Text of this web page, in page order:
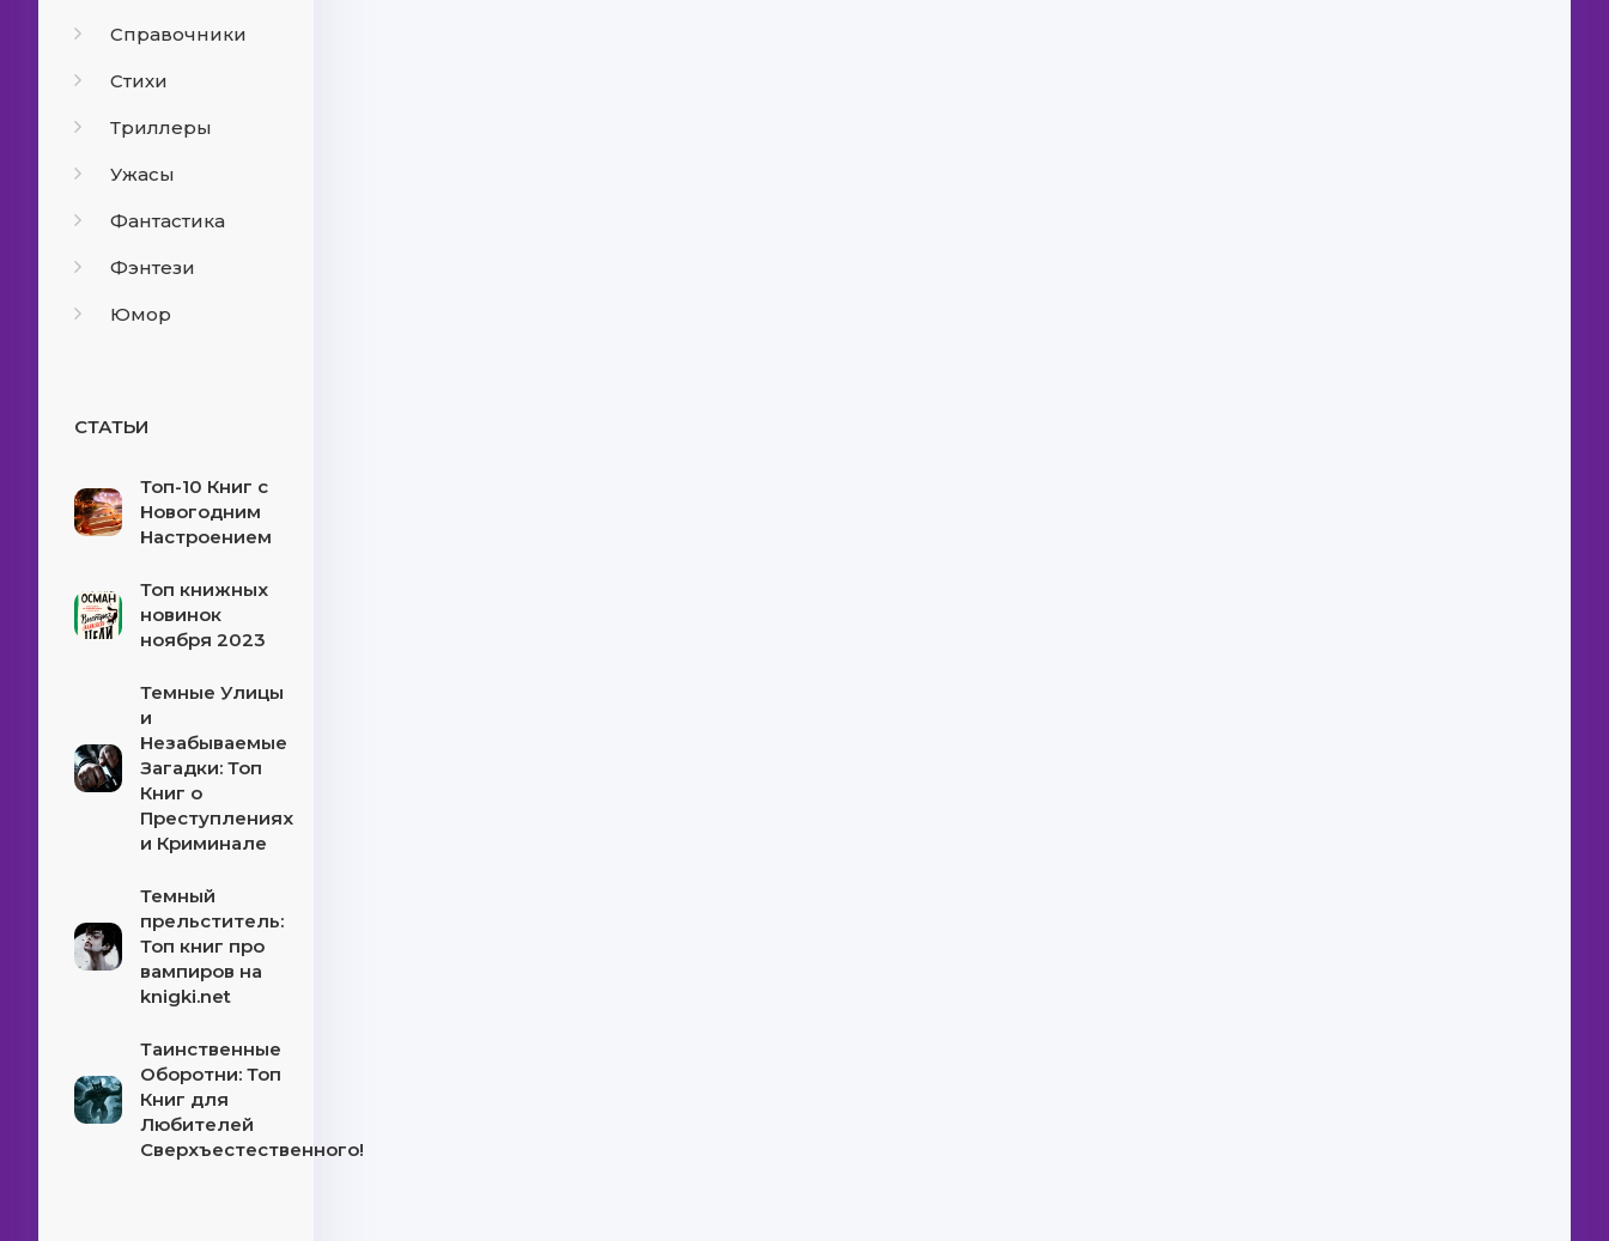
Справочники
Стихи
Триллеры
Ужасы
Фантастика
Фэнтези
Юмор
СТАТЬИ
Топ-10 Книг с
Новогодним
Настроением
Топ книжных
новинок
ноября 2023
Темные Улицы
и
Незабываемые
Загадки: Топ
Книг о
Преступлениях
и Криминале
Темный
прельститель:
Топ книг про
вампиров на
knigki.net
Таинственные
Оборотни: Топ
Книг для
Любителей
Сверхъестественного!